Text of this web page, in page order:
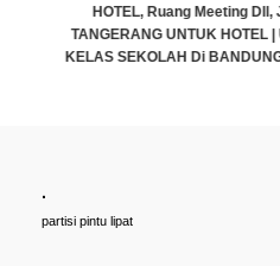
Ruang Meeting Dll, JAKARTA,
UNTUK HOTEL | UNTUK RUANG
Di BANDUNG, JAKARTA,
.
partisi pintu lipat